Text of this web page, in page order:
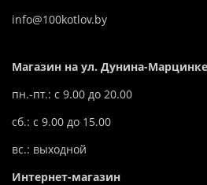
info@100kotlov.by
Магазин на ул. Дунина-
пн.-пт.: с 9.00 до 20.00
сб.: с 9.00 до 15.00
вс.: выходной
Интернет-магазин